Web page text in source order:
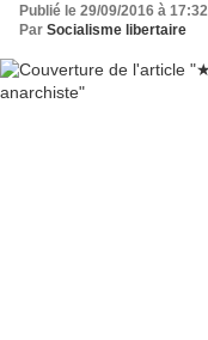
Publié le 29/09/2016 à 17:32
Par Socialisme libertaire